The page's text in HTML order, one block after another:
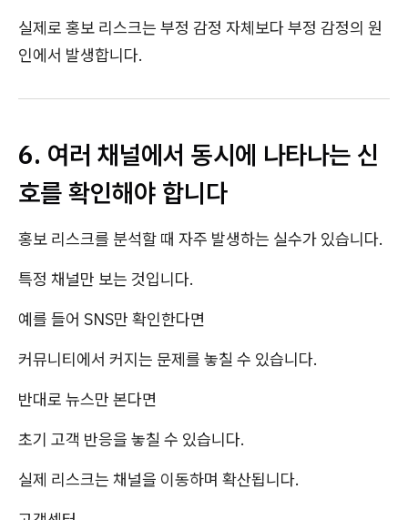
실제로 홍보 리스크는 부정 감정 자체보다 부정 감정의 원
인에서 발생합니다.
6. 여러 채널에서 동시에 나타나는 신
호를 확인해야 합니다
홍보 리스크를 분석할 때 자주 발생하는 실수가 있습니다.
특정 채널만 보는 것입니다.
예를 들어 SNS만 확인한다면
커뮤니티에서 커지는 문제를 놓칠 수 있습니다.
반대로 뉴스만 본다면
초기 고객 반응을 놓칠 수 있습니다.
실제 리스크는 채널을 이동하며 확산됩니다.